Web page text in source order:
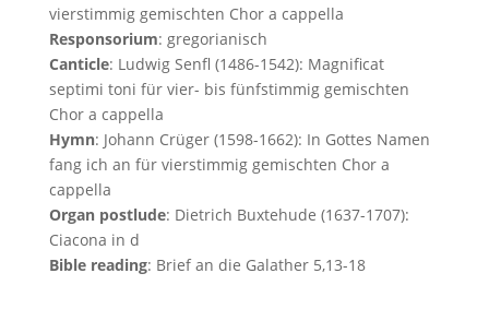
vierstimmig gemischten Chor a cappella
Responsorium: gregorianisch
Canticle: Ludwig Senfl (1486-1542): Magnificat
septimi toni für vier- bis fünfstimmig gemischten
Chor a cappella
Hymn: Johann Crüger (1598-1662): In Gottes Namen
fang ich an für vierstimmig gemischten Chor a
cappella
Organ postlude: Dietrich Buxtehude (1637-1707):
Ciacona in d
Bible reading: Brief an die Galather 5,13-18